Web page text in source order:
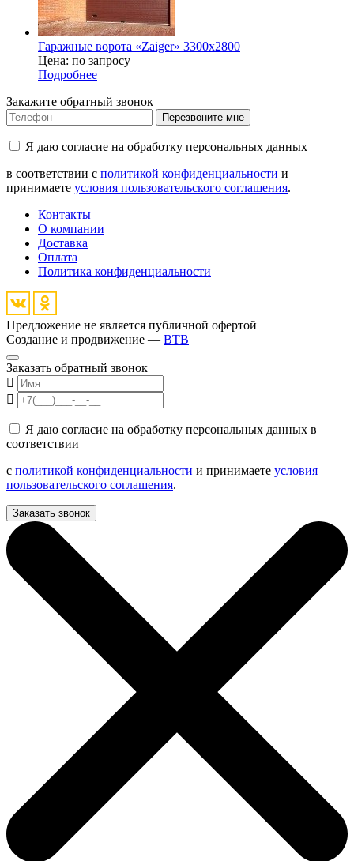
Гаражные ворота «Zaiger» 3300x2800
Цена: по запросу
Подробнее
Закажите обратный звонок
Перезвоните мне
Я даю согласие на обработку персональных данных
в соответствии с политикой конфиденциальности и
принимаете условия пользовательского соглашения.
Контакты
О компании
Доставка
Оплата
Политика конфиденциальности
Предложение не является публичной офертой
Создание и продвижение — BTB
Заказать обратный звонок
Я даю согласие на обработку персональных данных в
соответствии
с политикой конфиденциальности и принимаете условия
пользовательского соглашения.
Заказать звонок